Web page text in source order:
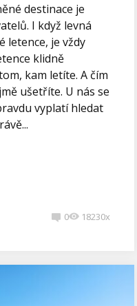
destinace je
I když levná
letence, je vždy
klidně
kam letíte. A čím
ušetříte. U nás se
vyplatí hledat
0 18230x